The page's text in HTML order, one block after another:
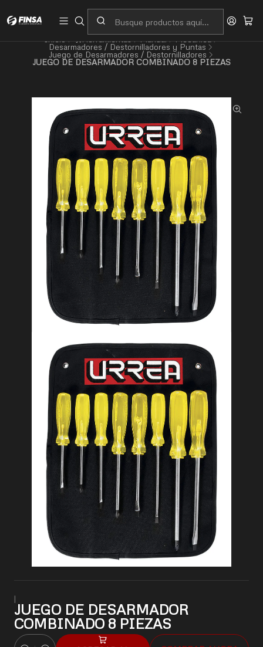
Desarmadores / Destornilladores y Puntas
Juego de Desarmadores / Destornilladores
JUEGO DE DESARMADOR COMBINADO 8 PIEZAS
|
JUEGO DE DESARMADOR
COMBINADO 8 PIEZAS